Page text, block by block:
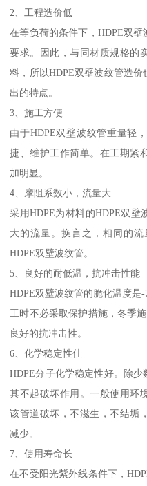
2、工程造价低
在等负荷的条件下，HDPE双
要求。因此，与同材质规格的
料，所以HDPE双壁波纹管造
出的特点。
3、施工方便
由于HDPE双壁波纹管重量轻
捷、维护工作简单。在工期紧
加明显。
4、摩阻系数小，流量大
采用HDPE为材料的HDPE双
大的流量。换言之，相同的
HDPE双壁波纹管。
5、良好的耐低温，抗冲击性能
HDPE双壁波纹管的脆化温度
工时不必采取保护措施，冬季
良好的抗冲击性。
6、化学稳定性佳
HDPE分子化学稳定性好。除
其不起破坏作用。一般使用环
该管道破坏，不滋生，不结垢
减少。
7、使用寿命长
在不受阳光紫外线条件下，